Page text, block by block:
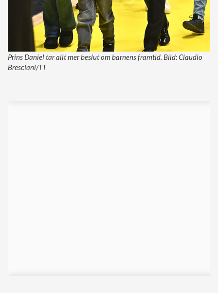
Prins Daniel tar allt mer beslut om barnens framtid. Bild: Claudio
Bresciani/TT